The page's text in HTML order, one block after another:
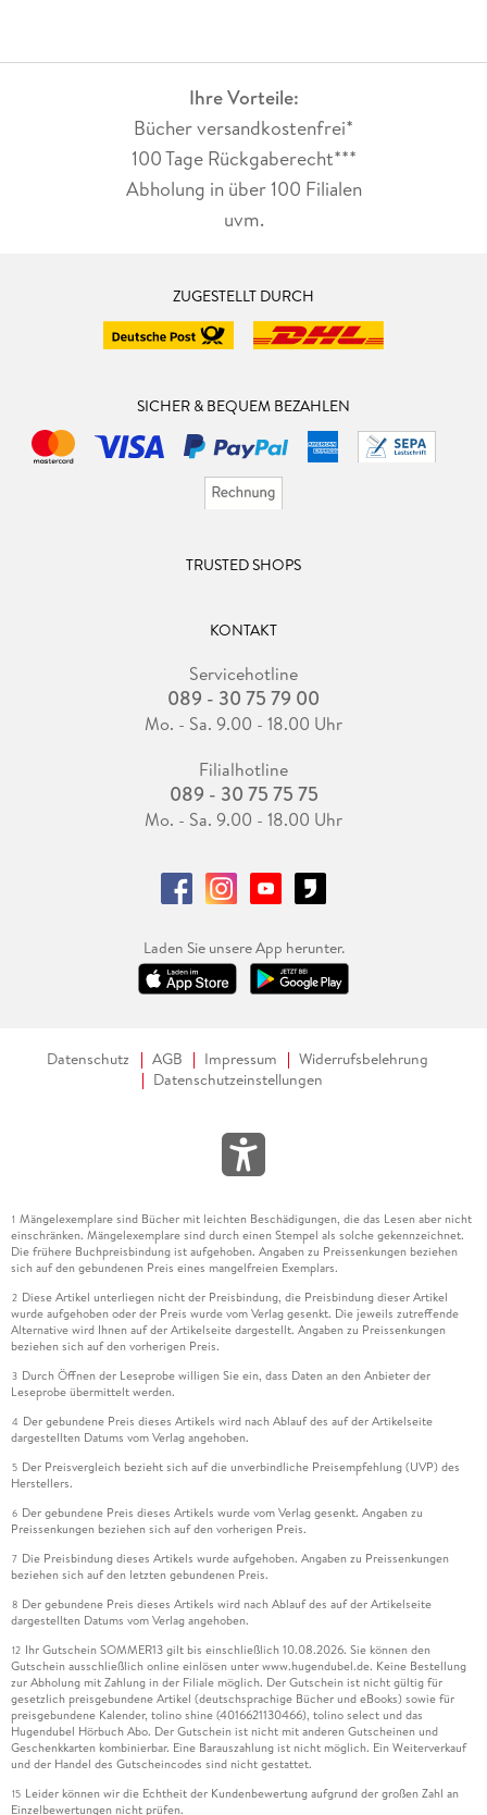
Ihre Vorteile:
Bücher versandkostenfrei*
100 Tage Rückgaberecht***
Abholung in über 100 Filialen
uvm.
ZUGESTELLT DURCH
SICHER & BEQUEM BEZAHLEN
TRUSTED SHOPS
KONTAKT
Servicehotline
089 - 30 75 79 00
Mo. - Sa. 9.00 - 18.00 Uhr
Filialhotline
089 - 30 75 75 75
Mo. - Sa. 9.00 - 18.00 Uhr
Laden Sie unsere App herunter.
Datenschutz AGB Impressum
Widerrufsbelehrung
Datenschutzeinstellungen
1 Mängelexemplare sind Bücher mit leichten Beschädigungen, die das Lesen aber nicht
einschränken. Mängelexemplare sind durch einen Stempel als solche gekennzeichnet.
Die frühere Buchpreisbindung ist aufgehoben. Angaben zu Preissenkungen beziehen
sich auf den gebundenen Preis eines mangelfreien Exemplars.
2 Diese Artikel unterliegen nicht der Preisbindung, die Preisbindung dieser Artikel
wurde aufgehoben oder der Preis wurde vom Verlag gesenkt. Die jeweils zutreffende
Alternative wird Ihnen auf der Artikelseite dargestellt. Angaben zu Preissenkungen
beziehen sich auf den vorherigen Preis.
3 Durch Öffnen der Leseprobe willigen Sie ein, dass Daten an den Anbieter der
Leseprobe übermittelt werden.
4 Der gebundene Preis dieses Artikels wird nach Ablauf des auf der Artikelseite
dargestellten Datums vom Verlag angehoben.
5 Der Preisvergleich bezieht sich auf die unverbindliche Preisempfehlung (UVP) des
Herstellers.
6 Der gebundene Preis dieses Artikels wurde vom Verlag gesenkt. Angaben zu
Preissenkungen beziehen sich auf den vorherigen Preis.
7 Die Preisbindung dieses Artikels wurde aufgehoben. Angaben zu Preissenkungen
beziehen sich auf den letzten gebundenen Preis.
8 Der gebundene Preis dieses Artikels wird nach Ablauf des auf der Artikelseite
dargestellten Datums vom Verlag angehoben.
12 Ihr Gutschein SOMMER13 gilt bis einschließlich 10.08.2026. Sie können den
Gutschein ausschließlich online einlösen unter www.hugendubel.de. Keine Bestellung
zur Abholung mit Zahlung in der Filiale möglich. Der Gutschein ist nicht gültig für
gesetzlich preisgebundene Artikel (deutschsprachige Bücher und eBooks) sowie für
preisgebundene Kalender, tolino shine (4016621130466), tolino select und das
Hugendubel Hörbuch Abo. Der Gutschein ist nicht mit anderen Gutscheinen und
Geschenkkarten kombinierbar. Eine Barauszahlung ist nicht möglich. Ein Weiterverkauf
und der Handel des Gutscheincodes sind nicht gestattet.
15 Leider können wir die Echtheit der Kundenbewertung aufgrund der großen Zahl an
Einzelbewertungen nicht prüfen.